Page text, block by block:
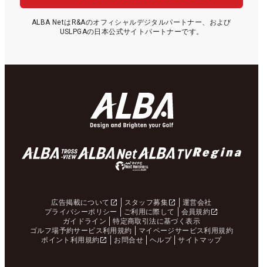
ALBA NetはR&Aのオフィシャルデジタルパートナー、および
USLPGAの日本公式サイトパートナーです。
広告掲載について スタッフ募集
運営会社
プライバシーポリシー
ご利用に際して
会員規約
ガイドライン
特定商取引法に基づく表示
ゴルフ場予約サービス利用規約
マイページサービス利用規約
ポイント利用規約
お問合せ ヘルプ サイトマップ